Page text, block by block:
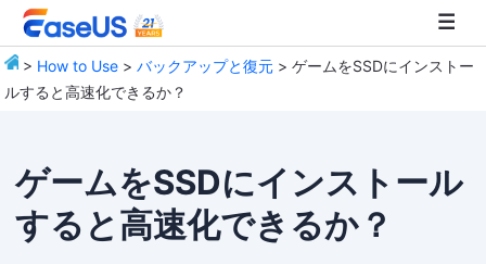
> How to Use >バックアップと復元 > ゲームをSSDにインストー
ルすると高速化できるか？
ゲームをSSDにインストール
すると高速化できるか？